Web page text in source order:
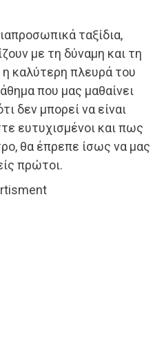
ταξίδια,
με τη δύναμη και τη
η καλύτερη πλευρά του
που μας μαθαίνει
δεν μπορεί να είναι
ευτυχισμένοι και πως
θα έπρεπε ίσως να μας
πρώτοι.